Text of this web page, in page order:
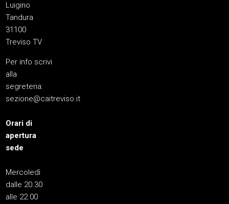
Luigino
Tandura
31100
Treviso TV
Per info scrivi
alla
segreteria:
sezione@caitreviso.it
Orari di
apertura
sede
Mercoledì
dalle 20.30
alle 22.00